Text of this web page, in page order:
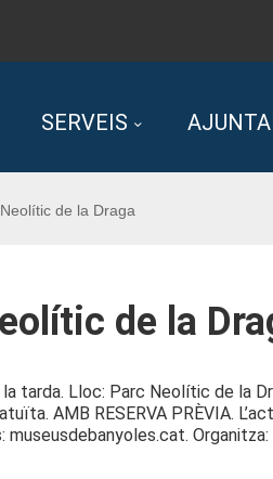
SERVEIS
de la Draga
de la
la tarda. Lloc: Parc Neolític de la
AMB RESERVA PRÈVIA.
museusdebanyoles.cat.